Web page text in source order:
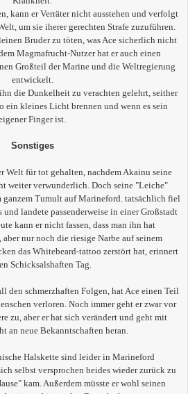
kann er Verräter nicht ausstehen und verfolgt
um sie iherer gerechten Strafe zuzuführen.
Bruder zu töten, was Ace sicherlich nicht
Magmafrucht-Nutzer hat er auch einen
Großteil der Marine und die Weltregierung
entwickelt.
die Dunkelheit zu verachten gelehrt, seither
ein kleines Licht brennen und wenn es sein
Finger ist.
Sonstiges
Welt für tot gehalten, nachdem Akainu seine
weiter verwunderlich. Doch seine "Leiche"
ganzem Tumult auf Marineford. tatsächlich fiel
landete passenderweise in einer Großstadt
kann er nicht fassen, dass man ihn hat
nur noch die riesige Narbe auf seinem
das Whitebeard-tattoo zerstört hat, erinnert
Schicksalshaften Tag.
den schmerzhaften Folgen, hat Ace einen Teil
verloren. Noch immer geht er zwar vor
zu, aber er hat sich verändert und geht mit
an neue Bekanntschaften heran.
Halskette sind leider in Marineford
selbst versprochen beides wieder zurück zu
kam. Außerdem müsste er wohl seinen